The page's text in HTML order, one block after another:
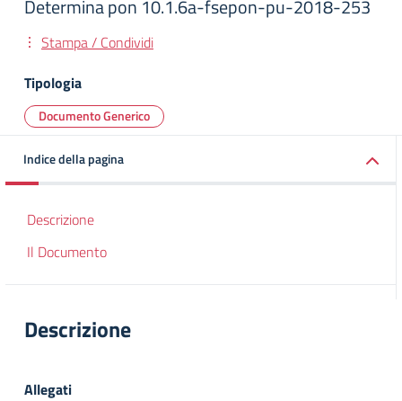
Determina pon 10.1.6a-fsepon-pu-2018-253
Stampa / Condividi
Tipologia
Documento Generico
Indice della pagina
Descrizione
Il Documento
Descrizione
Allegati